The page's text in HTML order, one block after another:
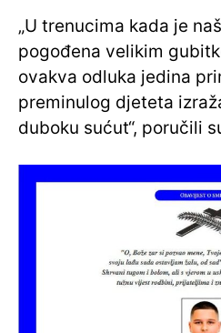
„U trenucima kada je
pogođena velikim
ovakva odluka jedina
preminulog djeteta
duboku sućut“, poručili